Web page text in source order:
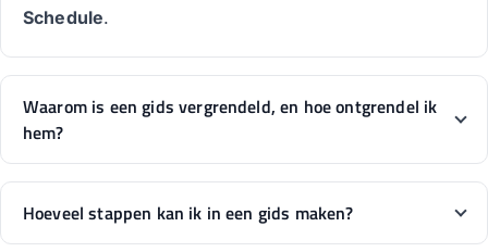
Schedule.
Waarom is een gids vergrendeld, en hoe ontgrendel ik
hem?
Hoeveel stappen kan ik in een gids maken?